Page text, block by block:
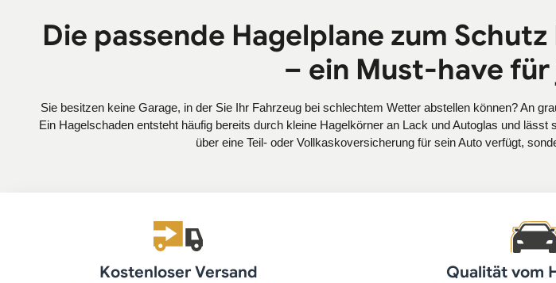
Die passende Hagelplane zum
– ein Must-have
Sie besitzen keine Garage, in der Sie Ihr Fahrzeug bei schlechtem Wetter abstellen können? An
Ein Hagelschaden entsteht häufig bereits durch kleine Hagelkörner an Lack und Autoglas und
über eine Teil- oder Vollkaskoversicherung für sein Auto verfügt,
Kostenloser Versand Qualität vom